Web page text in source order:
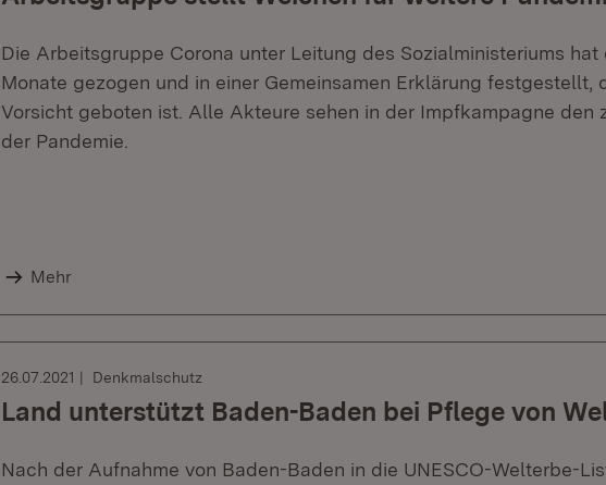
Die Arbeitsgruppe Corona unter Leitung des Sozialministeriums
Monate gezogen und in einer Gemeinsamen Erklärung festgestellt,
Vorsicht geboten ist. Alle Akteure sehen in der Impfkampagne den
der Pandemie.
Mehr
26.07.2021 Denkmalschutz
Land unterstützt Baden-Baden bei Pflege von
Nach der Aufnahme von Baden-Baden in die UNESCO-Welterbe-